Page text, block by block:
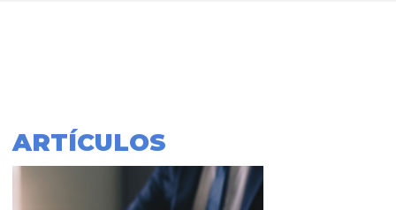
ARTÍCULOS